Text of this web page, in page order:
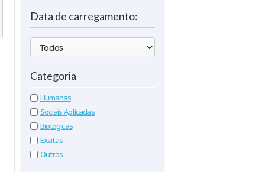
Data de carregamento:
Categoria
Humanas
Sociais Aplicadas
Biológicas
Exatas
Outras